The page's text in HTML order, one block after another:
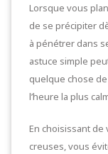
Lorsque vous
de se précipiter
à pénétrer dans
astuce simple
quelque chose
l’heure la plus
En choisissant
creuses, vous